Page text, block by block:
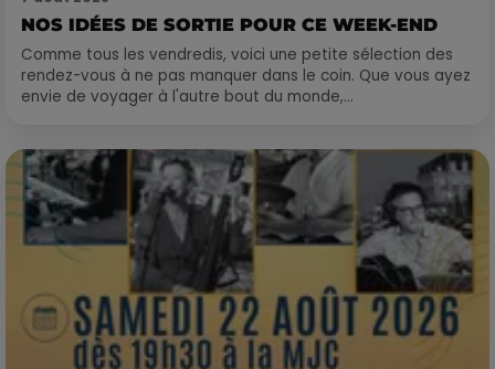
NOS IDÉES DE SORTIE POUR CE WEEK-END
Comme tous les vendredis, voici une petite sélection des
rendez-vous à ne pas manquer dans le coin. Que vous ayez
envie de voyager à l'autre bout du monde,...